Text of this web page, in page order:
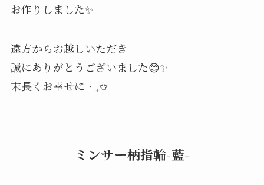
お作りしました✨
遠方からお越しいただき
誠にありがとうございました😊✨
末長くお幸せに‧₊✩
ミンサー柄指輪-藍-